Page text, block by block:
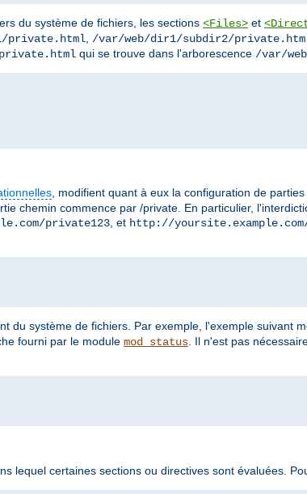
du système de fichiers, les sections <Files> et
private.html, /var/web/dir1/subdir2/
private.html qui se trouve dans l'arborescence /var/
, modifient quant à eux la configuration de
chemin commence par /private. En particulier,
private123, et http://
du système de fichiers. Par exemple, l'exemple suivant
fourni par le module mod_status. Il n'est pas
lequel certaines sections ou directives sont évaluées.